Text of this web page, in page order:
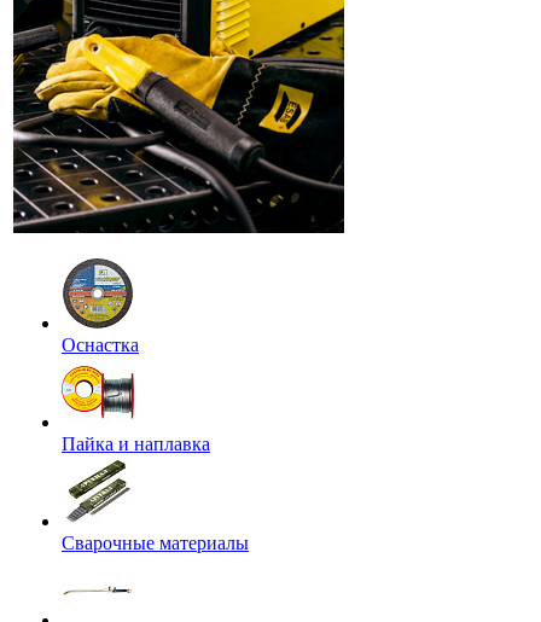
Оснастка
Пайка и наплавка
Сварочные материалы